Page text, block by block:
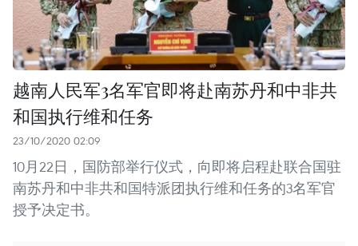
越南人民军3名军官即将赴南苏丹和中非共
和国执行维和任务
23/10/2020 02:09
10月22日，国防部举行仪式，向即将启程赴联合国驻
南苏丹和中非共和国特派团执行维和任务的3名军官
授予决定书。